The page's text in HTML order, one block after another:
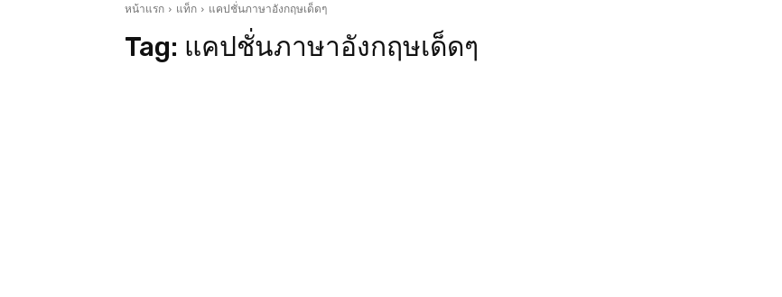
หน้าแรก แท็ก แคปชั่นภาษาอังกฤษเด็ดๆ
Tag: แคปชั่นภาษาอังกฤษเด็ดๆ